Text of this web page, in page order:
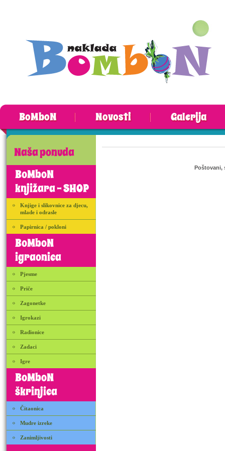
BoMboN Novosti Galerija
Naša ponuda
BoMboN
knjižara - SHOP
Knjige i slikovnice za djecu,
mlade i odrasle
Papirnica / pokloni
BoMboN
igraonica
Pjesme
Priče
Zagonetke
Igrokazi
Radionice
Zadaci
Igre
BoMboN
škrinjica
Čitaonica
Mudre izreke
Zanimljivosti
Poštovani,